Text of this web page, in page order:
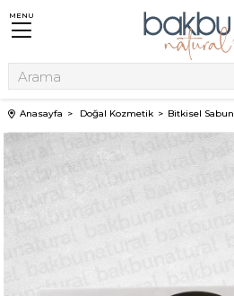
MENU
Anasayfa Doğal Kozmetik Bitkisel